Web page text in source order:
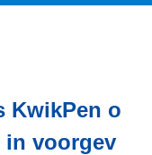
KwikPen o
voorgev